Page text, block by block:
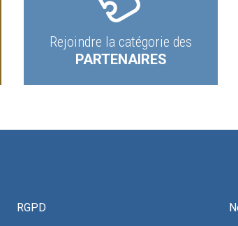
Rejoindre la catégorie des
PARTENAIRES
RGPD